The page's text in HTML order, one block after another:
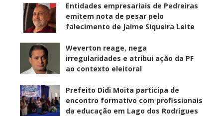
Entidades empresariais de Pedreiras
emitem nota de pesar pelo
falecimento de Jaime Siqueira Leite
Weverton reage, nega
irregularidades e atribui ação da PF
ao contexto eleitoral
Prefeito Didi Moita participa de
encontro formativo com profissionais
da educação em Lago dos Rodrigues